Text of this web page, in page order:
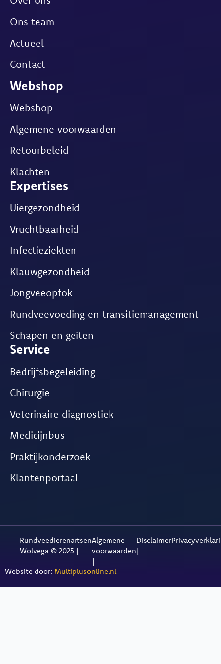
Ons team
Actueel
Contact
Webshop
Webshop
Algemene voorwaarden
Retourbeleid
Klachten
Expertises
Uiergezondheid
Vruchtbaarheid
Infectieziekten
Klauwgezondheid
Jongveeopfok
Rundveevoeding en transitiemanagement
Schapen en geiten
Service
Bedrijfsbegeleiding
Chirurgie
Veterinaire diagnostiek
Medicijnbus
Praktijkonderzoek
Klantenportaal
Rundveedierenartsen
Wolvega © 2025 |
Algemene
voorwaarden
Disclaimer
Website door: Multiplusonline.nl